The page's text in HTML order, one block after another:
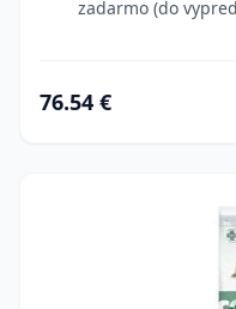
zadarmo (do
76.54 €